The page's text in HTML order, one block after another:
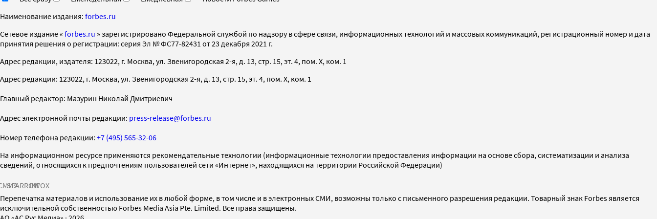
Наименование издания: forbes.ru
Cетевое издание « forbes.ru » зарегистрировано Федеральной службой по надзору в сфере связи, информационных технологий и массовых коммуникаций, регистрационный номер и дата
принятия решения о регистрации: серия Эл № ФС77-82431 от 23 декабря 2021 г.
Адрес редакции, издателя: 123022, г. Москва, ул. Звенигородская 2-я, д. 13, стр. 15, эт. 4, пом. X, ком. 1
Адрес редакции: 123022, г. Москва, ул. Звенигородская 2-я, д. 13, стр. 15, эт. 4, пом. X, ком. 1
Главный редактор: Мазурин Николай Дмитриевич
Адрес электронной почты редакции: press-release@forbes.ru
Номер телефона редакции: +7 (495) 565-32-06
На информационном ресурсе применяются рекомендательные технологии (информационные технологии предоставления информации на основе сбора, систематизации и анализа
сведений, относящихся к предпочтениям пользователей сети «Интернет», находящихся на территории Российской Федерации)
SPARROWINFOX
Перепечатка материалов и использование их в любой форме, в том числе и в электронных СМИ, возможны только с письменного разрешения редакции. Товарный знак Forbes является
исключительной собственностью Forbes Media Asia Pte. Limited. Все права защищены.